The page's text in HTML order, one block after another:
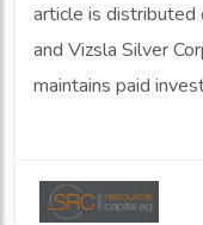
article is
and Vizsla Silver
maintains paid